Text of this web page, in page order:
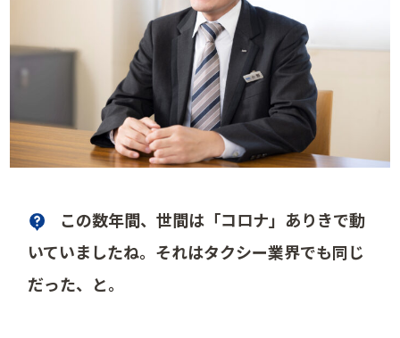
この数年間、世間は「コロナ」ありきで動
いていましたね。それはタクシー業界でも同じ
だった、と。